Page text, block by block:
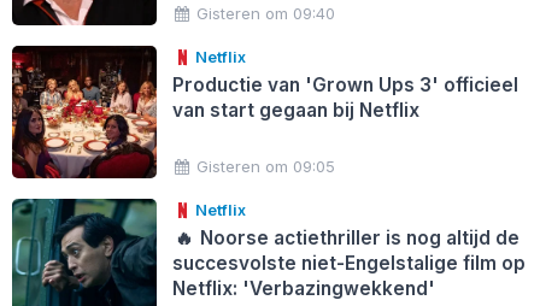
Gisteren om 09:40
Netflix
Productie van 'Grown Ups 3' officieel
van start gegaan bij Netflix
Gisteren om 09:05
Netflix
🔥 Noorse actiethriller is nog altijd de
succesvolste niet-Engelstalige film op
Netflix: 'Verbazingwekkend'